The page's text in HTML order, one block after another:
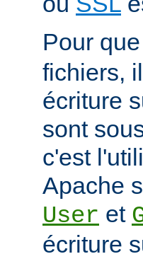
Pour que
fichiers,
écriture
sont
c'est
Apache
User et
écriture